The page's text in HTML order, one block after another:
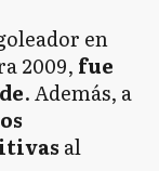
en
2009, fue
. Además, a
al